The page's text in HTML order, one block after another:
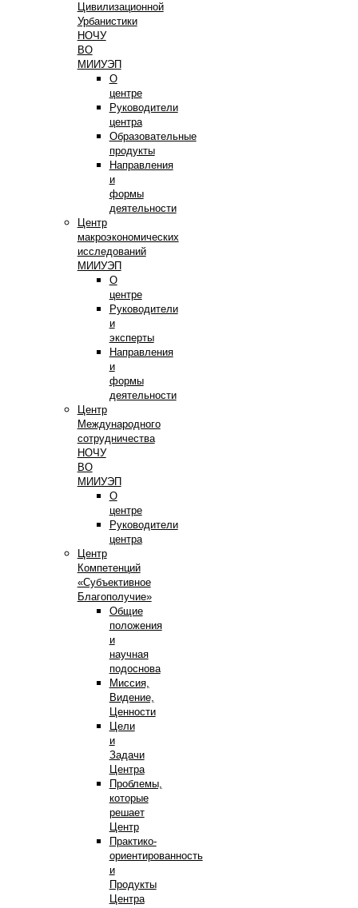
Цивилизационной
Урбанистики
НОЧУ
ВО
МИИУЭП
О
центре
Руководители
центра
Образовательные
продукты
Направления
и
формы
деятельности
Центр
макроэкономических
исследований
МИИУЭП
О
центре
Руководители
и
эксперты
Направления
и
формы
деятельности
Центр
Международного
сотрудничества
НОЧУ
ВО
МИИУЭП
О
центре
Руководители
центра
Центр
Компетенций
«Субъективное
Благополучие»
Общие
положения
и
научная
подоснова
Миссия,
Видение,
Ценности
Цели
и
Задачи
Центра
Проблемы,
которые
решает
Центр
Практико-
ориентированность
и
Продукты
Центра